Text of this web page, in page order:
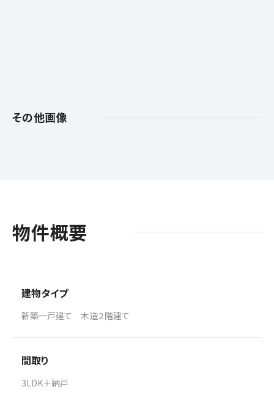
その他画像
物件概要
建物タイプ
新築一戸建て 木造２階建て
間取り
3LDK＋納戸